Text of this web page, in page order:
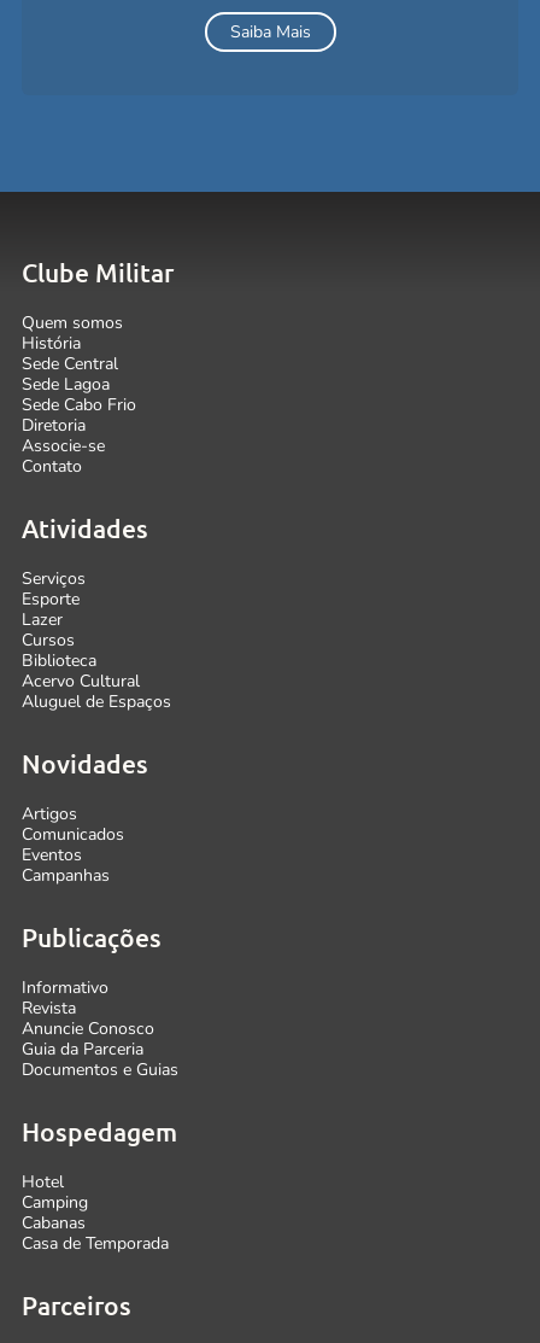
Saiba Mais
Clube Militar
Quem somos
História
Sede Central
Sede Lagoa
Sede Cabo Frio
Diretoria
Associe-se
Contato
Atividades
Serviços
Esporte
Lazer
Cursos
Biblioteca
Acervo Cultural
Aluguel de Espaços
Novidades
Artigos
Comunicados
Eventos
Campanhas
Publicações
Informativo
Revista
Anuncie Conosco
Guia da Parceria
Documentos e Guias
Hospedagem
Hotel
Camping
Cabanas
Casa de Temporada
Parceiros